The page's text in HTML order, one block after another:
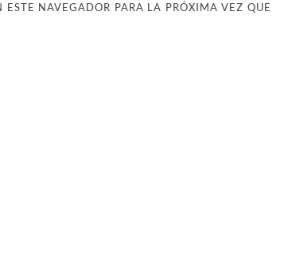
NAVEGADOR PARA LA PRÓXIMA VEZ QUE